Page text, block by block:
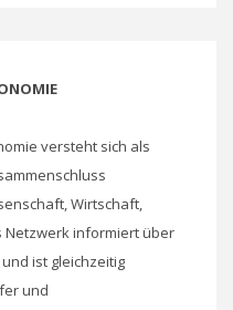
versteht sich als
Wirtschaft,
Netzwerk informiert über
ist gleichzeitig
und